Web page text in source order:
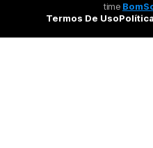
time
Termos De Uso